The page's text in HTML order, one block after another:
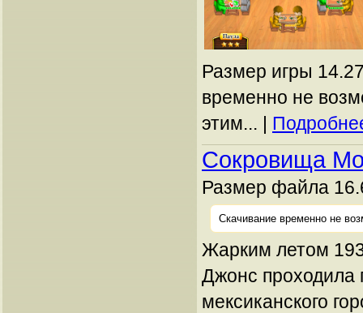
Размер игры
временно не
этим... |
Сокровища
Размер файла
Скачивание временно не
Жарким летом
Джонс проходила
мексиканского